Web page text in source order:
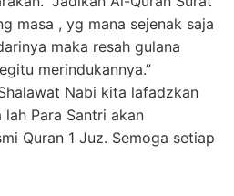
masa , yg mana sejenak saja
maka resah gulana
merindukannya.”
Nabi kita lafadzkan
lah Para Santri akan
Quran 1 Juz. Semoga setiap